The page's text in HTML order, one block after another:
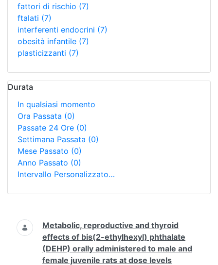
fattori di rischio (7)
ftalati (7)
interferenti endocrini (7)
obesità infantile (7)
plasticizzanti (7)
Durata
In qualsiasi momento
Ora Passata (0)
Passate 24 Ore (0)
Settimana Passata (0)
Mese Passato (0)
Anno Passato (0)
Intervallo Personalizzato…
Ricerca
Metabolic, reproductive and thyroid
effects of bis(2-ethylhexyl) phthalate
(DEHP) orally administered to male and
female juvenile rats at dose levels